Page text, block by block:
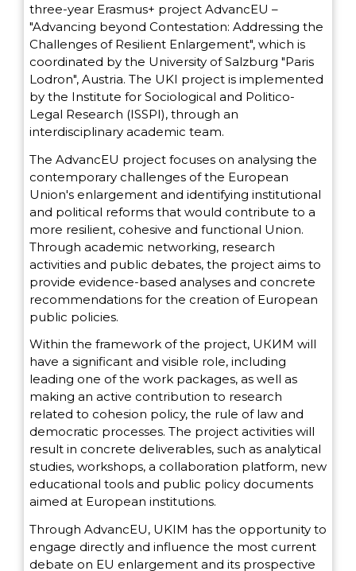
three-year Erasmus+ project AdvancEU –
"Advancing beyond Contestation: Addressing the
Challenges of Resilient Enlargement", which is
coordinated by the University of Salzburg "Paris
Lodron", Austria. The UKI project is implemented
by the Institute for Sociological and Politico-
Legal Research (ISSPI), through an
interdisciplinary academic team.
The AdvancEU project focuses on analysing the
contemporary challenges of the European
Union's enlargement and identifying institutional
and political reforms that would contribute to a
more resilient, cohesive and functional Union.
Through academic networking, research
activities and public debates, the project aims to
provide evidence-based analyses and concrete
recommendations for the creation of European
public policies.
Within the framework of the project, UКИМ will
have a significant and visible role, including
leading one of the work packages, as well as
making an active contribution to research
related to cohesion policy, the rule of law and
democratic processes. The project activities will
result in concrete deliverables, such as analytical
studies, workshops, a collaboration platform, new
educational tools and public policy documents
aimed at European institutions.
Through AdvancEU, UKIМ has the opportunity to
engage directly and influence the most current
debate on EU enlargement and its prospective